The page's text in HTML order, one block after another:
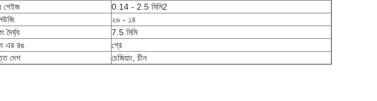
গেইজ
0.14 - 2.5 মিমি2
২৬ - ১৪
দৈর্ঘ্য
7.5 মিমি
এর রঙ
গ্রে
দেশ
চেজিয়াং, চীন